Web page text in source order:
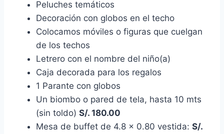
Peluches temáticos
Decoración con globos en el techo
Colocamos móviles o figuras que cuelgan
de los techos
Letrero con el nombre del niño(a)
Caja decorada para los regalos
1 Parante con globos
Un biombo o pared de tela, hasta 10 mts
(sin toldo) S/. 180.00
Mesa de buffet de 4.8 x 0.80 vestida: S/.